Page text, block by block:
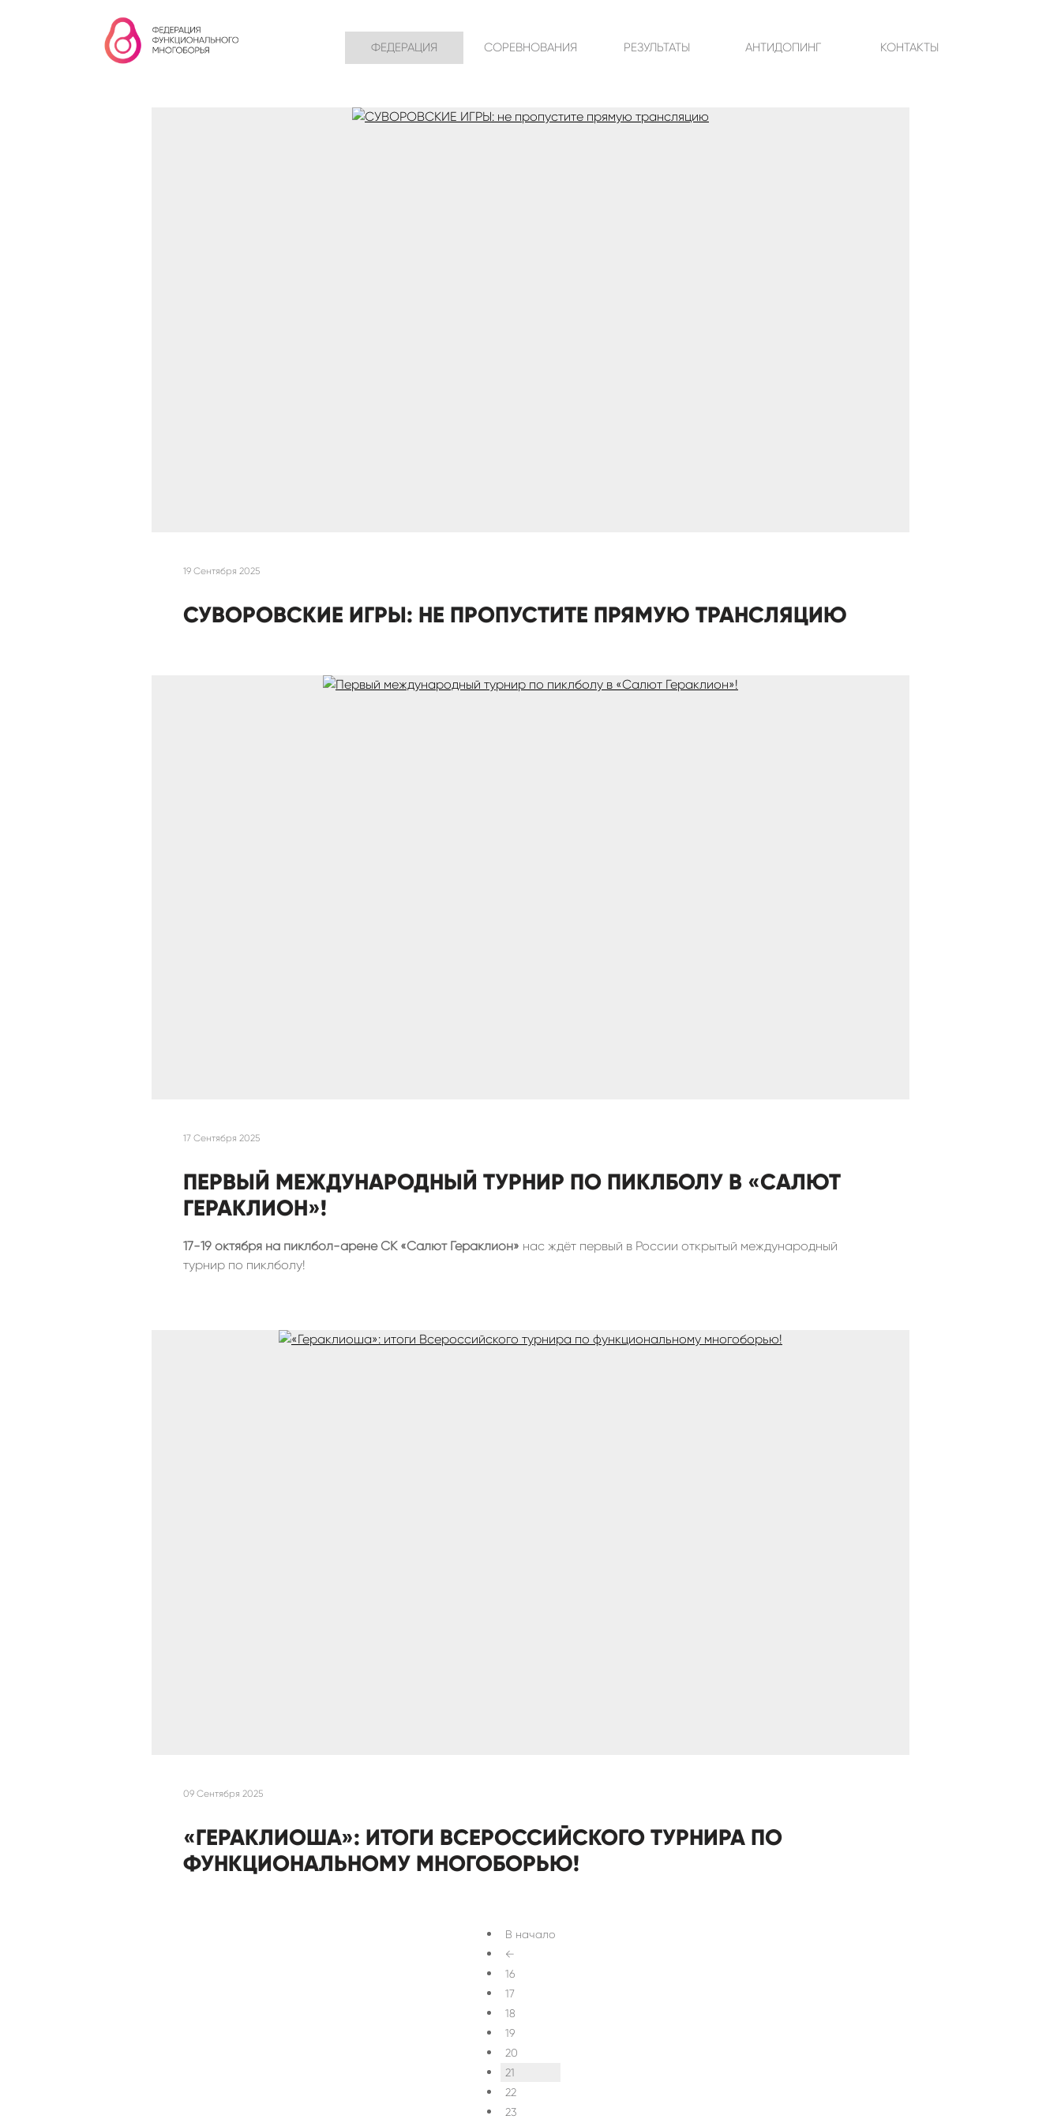
ФЕДЕРАЦИЯ СОРЕВНОВАНИЯ РЕЗУЛЬТАТЫ АНТИДОПИНГ КОНТАКТЫ
19 Сентября 2025
СУВОРОВСКИЕ ИГРЫ: НЕ ПРОПУСТИТЕ ПРЯМУЮ ТРАНСЛЯЦИЮ
17 Сентября 2025
ПЕРВЫЙ МЕЖДУНАРОДНЫЙ ТУРНИР ПО ПИКЛБОЛУ В «САЛЮТ
ГЕРАКЛИОН»!
17-19 октября на пиклбол-арене СК «Салют Гераклион» нас ждёт первый в России открытый международный
турнир по пиклболу!
09 Сентября 2025
«ГЕРАКЛИОША»: ИТОГИ ВСЕРОССИЙСКОГО ТУРНИРА ПО
ФУНКЦИОНАЛЬНОМУ МНОГОБОРЬЮ!
В начало
←
16
17
18
19
20
21
22
23